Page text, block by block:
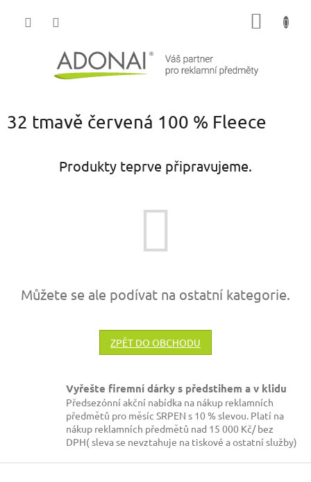
32 tmavě červená 100 % Fleece
Produkty teprve připravujeme.
Můžete se ale podívat na ostatní kategorie.
ZPĚT DO OBCHODU
Vyřešte firemní dárky s předstihem a v klidu
Předsezónní akční nabídka na nákup reklamních
předmětů pro měsíc SRPEN s 10 % slevou. Platí na
nákup reklamních předmětů nad 15 000 Kč/ bez
DPH( sleva se nevztahuje na tiskové a ostatní služby)